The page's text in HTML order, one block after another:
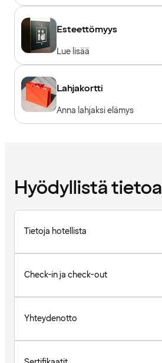
Esteettömyys
Lue lisää
Lahjakortti
Anna lahjaksi elämys
Hyödyllistä tietoa
Tietoja hotellista
Check-in ja check-out
Yhteydenotto